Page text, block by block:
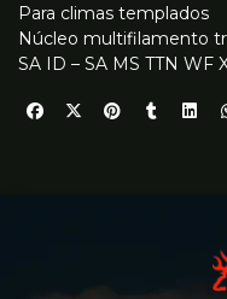
Para climas templados
Núcleo multifilamento
SA ID – SA MS TTN WF